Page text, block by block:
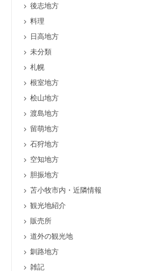
後志地方
料理
日高地方
未分類
札幌
根室地方
桧山地方
渡島地方
留萌地方
石狩地方
空知地方
胆振地方
苫小牧市内・近隣情報
観光地紹介
販売所
道外の観光地
釧路地方
雑記